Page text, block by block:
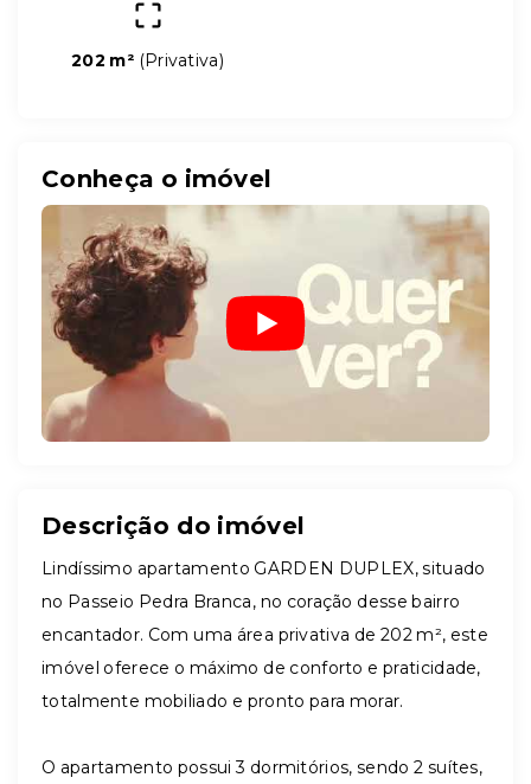
202 m² (Privativa)
Conheça o imóvel
Descrição do imóvel
Lindíssimo apartamento GARDEN DUPLEX, situado
no Passeio Pedra Branca, no coração desse bairro
encantador. Com uma área privativa de 202 m², este
imóvel oferece o máximo de conforto e praticidade,
totalmente mobiliado e pronto para morar.
O apartamento possui 3 dormitórios, sendo 2 suítes,